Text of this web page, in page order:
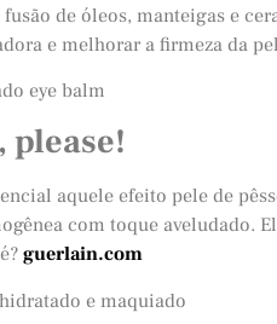
de óleos, manteigas e
e melhorar a firmeza da
please!
aquele efeito pele de
com toque aveludado.
guerlain.com